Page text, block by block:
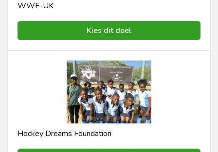
WWF-UK
Kies dit doel
Hockey Dreams Foundation